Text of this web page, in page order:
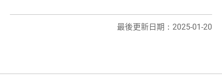
最後更新日期：2025-01-20